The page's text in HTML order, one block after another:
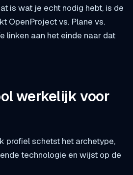
is wat je echt nodig hebt, is de
OpenProject vs. Plane vs.
linken aan het einde naar dat
werkelijk voor
profiel schetst het archetype,
technologie en wijst op de